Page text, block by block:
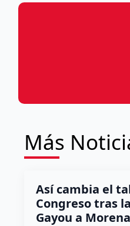
Más
Así cambia el
Congreso tras
Gayou a Morena